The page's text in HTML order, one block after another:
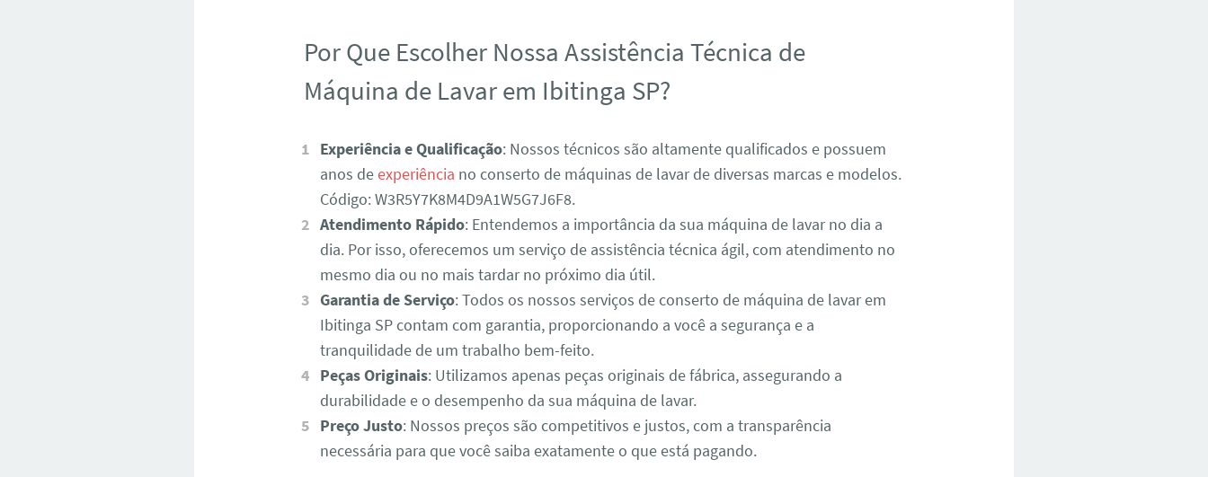
Por Que Escolher Nossa Assistência Técnica de
Máquina de Lavar em Ibitinga SP?
Experiência e Qualificação: Nossos técnicos são altamente qualificados e possuem
anos deexperiência no conserto de máquinas de lavar de diversas marcas e modelos.
Código: W3R5Y7K8M4D9A1W5G7J6F8.
Atendimento Rápido: Entendemos a importância da sua máquina de lavar no dia a
dia. Por isso, oferecemos um serviço de assistência técnica ágil, com atendimento no
mesmo dia ou no mais tardar no próximo dia útil.
Garantia de Serviço: Todos os nossos serviços de conserto de máquina de lavar em
Ibitinga SP contam com garantia, proporcionando a você a segurança e a
tranquilidade de um trabalho bem-feito.
Peças Originais: Utilizamos apenas peças originais de fábrica, assegurando a
durabilidade e o desempenho da sua máquina de lavar.
Preço Justo: Nossos preços são competitivos e justos, com a transparência
necessária para que você saiba exatamente o que está pagando.